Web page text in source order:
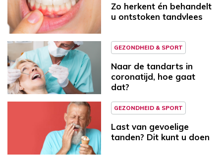
Zo herkent én behandelt
u ontstoken tandvlees
GEZONDHEID & SPORT
Naar de tandarts in
coronatijd, hoe gaat
dat?
GEZONDHEID & SPORT
Last van gevoelige
tanden? Dit kunt u doen